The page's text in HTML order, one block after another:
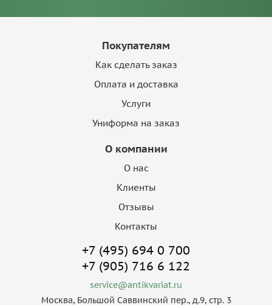
Покупателям
Как сделать заказ
Оплата и доставка
Услуги
Униформа на заказ
О компании
О нас
Клиенты
Отзывы
Контакты
+7 (495) 694 0 700
+7 (905) 716 6 122
service@antikvariat.ru
Москва, Большой Саввинский пер., д.9, стр. 3